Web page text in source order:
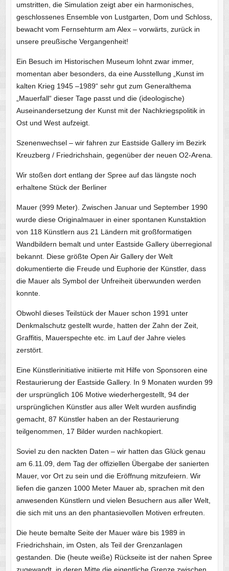
umstritten, die Simulation zeigt aber ein harmonisches,
geschlossenes Ensemble von Lustgarten, Dom und Schloss,
bewacht vom Fernsehturm am Alex – vorwärts, zurück in
unsere preußische Vergangenheit!
Ein Besuch im Historischen Museum lohnt zwar immer,
momentan aber besonders, da eine Ausstellung „Kunst im
kalten Krieg 1945 –1989“ sehr gut zum Generalthema
„Mauerfall“ dieser Tage passt und die (ideologische)
Auseinandersetzung der Kunst mit der Nachkriegspolitik in
Ost und West aufzeigt.
Szenenwechsel – wir fahren zur Eastside Gallery im Bezirk
Kreuzberg / Friedrichshain, gegenüber der neuen O2-Arena.
Wir stoßen dort entlang der Spree auf das längste noch
erhaltene Stück der Berliner
Mauer (999 Meter). Zwischen Januar und September 1990
wurde diese Originalmauer in einer spontanen Kunstaktion
von 118 Künstlern aus 21 Ländern mit großformatigen
Wandbildern bemalt und unter Eastside Gallery überregional
bekannt. Diese größte Open Air Gallery der Welt
dokumentierte die Freude und Euphorie der Künstler, dass
die Mauer als Symbol der Unfreiheit überwunden werden
konnte.
Obwohl dieses Teilstück der Mauer schon 1991 unter
Denkmalschutz gestellt wurde, hatten der Zahn der Zeit,
Graffitis, Mauerspechte etc. im Lauf der Jahre vieles
zerstört.
Eine Künstlerinitiative initiierte mit Hilfe von Sponsoren eine
Restaurierung der Eastside Gallery. In 9 Monaten wurden 99
der ursprünglich 106 Motive wiederhergestellt, 94 der
ursprünglichen Künstler aus aller Welt wurden ausfindig
gemacht, 87 Künstler haben an der Restaurierung
teilgenommen, 17 Bilder wurden nachkopiert.
Soviel zu den nackten Daten – wir hatten das Glück genau
am 6.11.09, dem Tag der offiziellen Übergabe der sanierten
Mauer, vor Ort zu sein und die Eröffnung mitzufeiern. Wir
liefen die ganzen 1000 Meter Mauer ab, sprachen mit den
anwesenden Künstlern und vielen Besuchern aus aller Welt,
die sich mit uns an den phantasievollen Motiven erfreuten.
Die heute bemalte Seite der Mauer wäre bis 1989 in
Friedrichshain, im Osten, als Teil der Grenzanlagen
gestanden. Die (heute weiße) Rückseite ist der nahen Spree